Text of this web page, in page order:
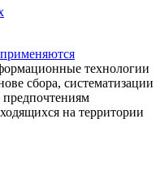
применяются
технологии
сбора, систематизации
предпочтениям
на территории